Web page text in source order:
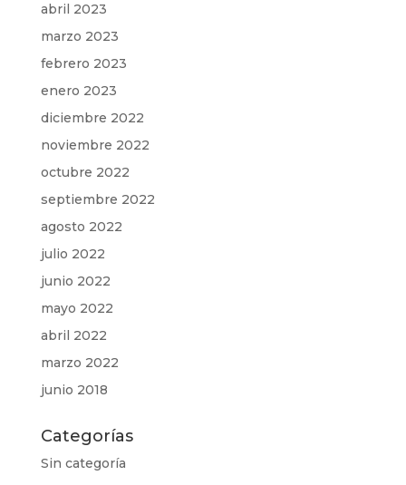
abril 2023
marzo 2023
febrero 2023
enero 2023
diciembre 2022
noviembre 2022
octubre 2022
septiembre 2022
agosto 2022
julio 2022
junio 2022
mayo 2022
abril 2022
marzo 2022
junio 2018
Categorías
Sin categoría